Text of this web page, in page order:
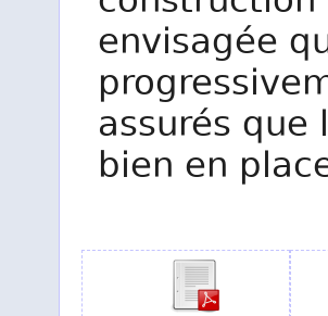
envisagée
assurés
bien en